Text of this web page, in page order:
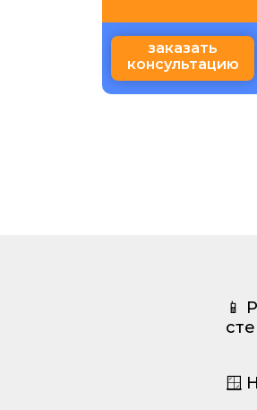
заказать
консультацию
📱
🪟